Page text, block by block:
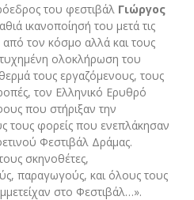
του φεστιβάλ Γιώργος
ικανοποίησή του μετά τις
από τον κόσμο αλλά και τους
ολοκλήρωση του
τους εργαζόμενους, τους
τον Ελληνικό Ερυθρό
που στήριξαν την
τους φορείς που ενεπλάκησαν
Φεστιβάλ Δράμας.
σκηνοθέτες,
παραγωγούς, και όλους τους
στο Φεστιβάλ…».